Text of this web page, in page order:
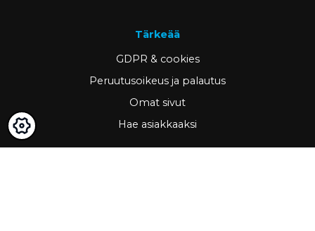
Tärkeää
GDPR & cookies
Peruutusoikeus ja palautus
Omat sivut
Hae asiakkaaksi